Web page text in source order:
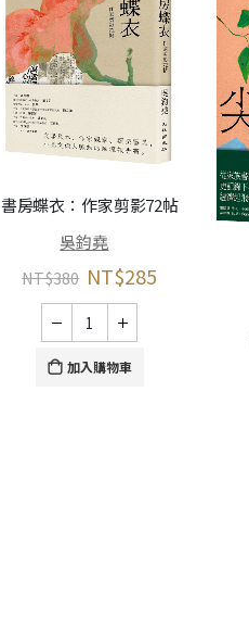
書房蝶衣：作家剪影72帖
吳鈞堯
NT$380 NT$285
加入購物車